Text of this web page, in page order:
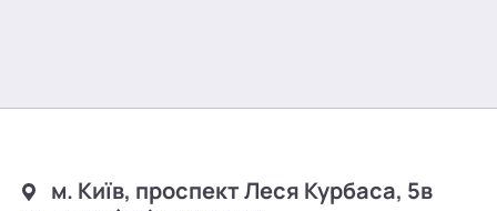
м. Київ, проспект Леся Курбаса, 5в